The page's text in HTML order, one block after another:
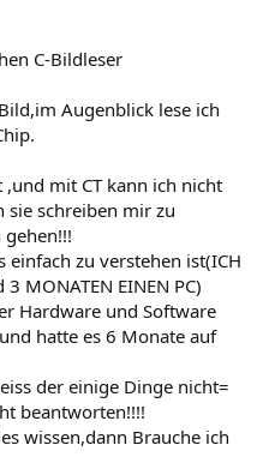
C-Bildleser
Augenblick lese ich
mit CT kann ich nicht
sie schreiben mir zu
zu verstehen ist(ICH
3 MONATEN EINEN PC)
Hardware und Software
hatte es 6 Monate auf
der einige Dinge nicht=
beantworten!!!!
wissen,dann Brauche ich